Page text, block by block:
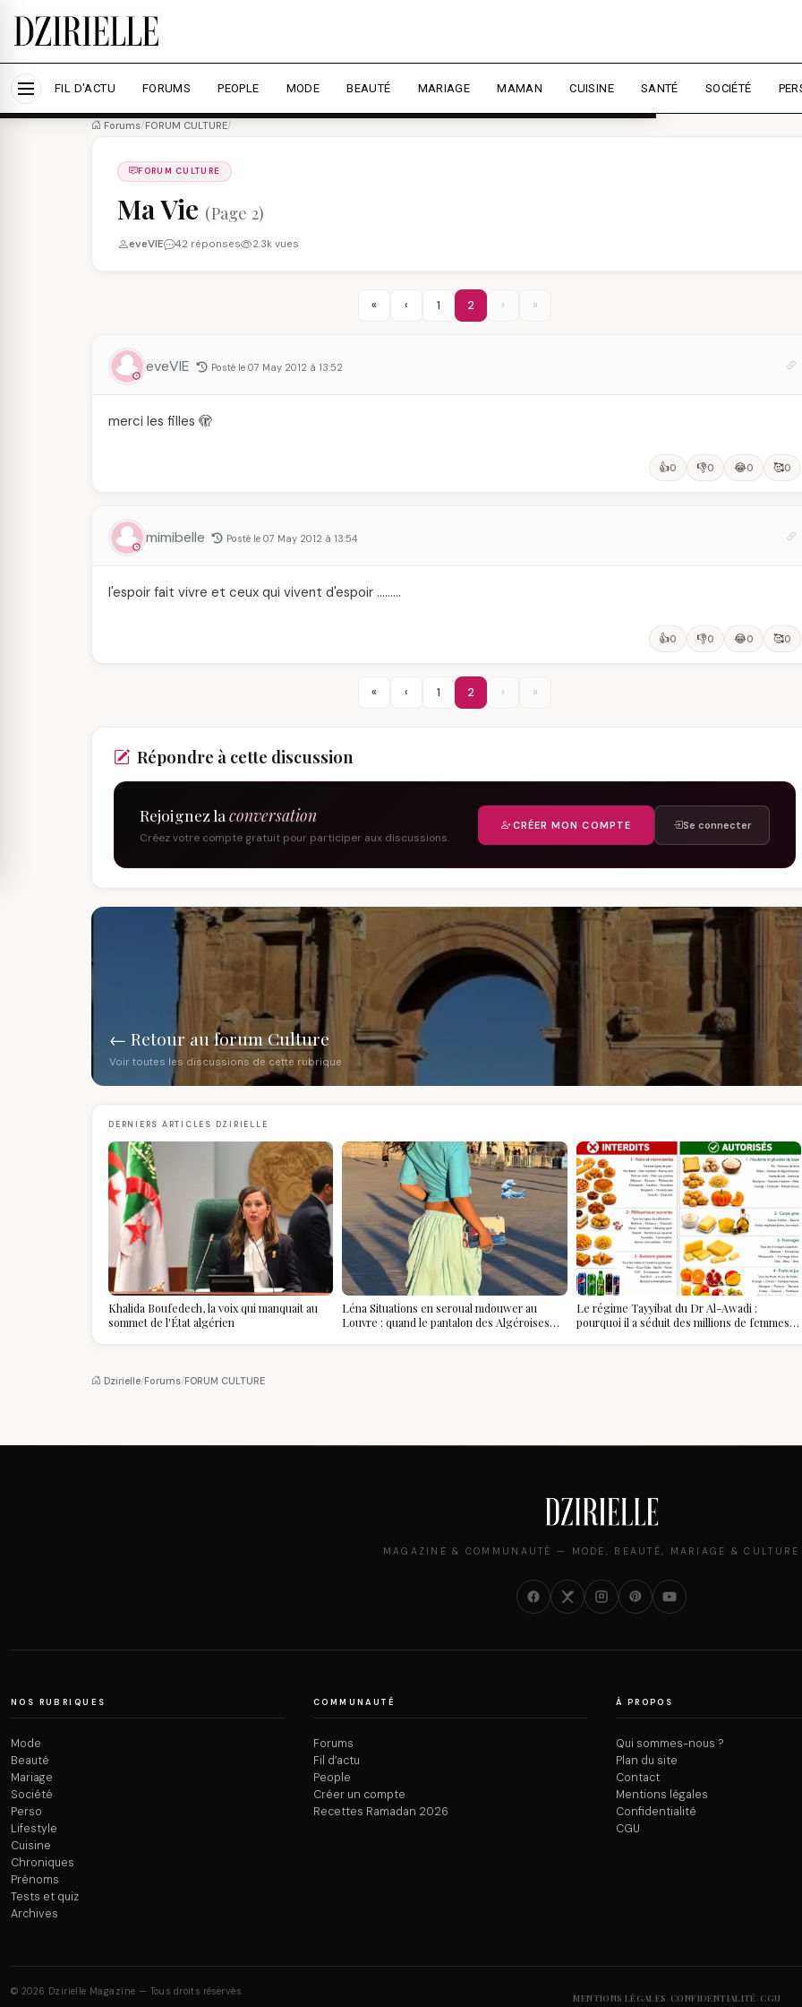
Nous utilisons des cookies pour améliorer votre expérience et mesurer l'audience.
Accepter tout Personnaliser
FIL D'ACTU FORUMS PEOPLE MODE BEAUTÉ MARIAGE MAMAN CUISINE SANTÉ SOCIÉTÉ
Forums/FORUM CULTURE/
FORUM CULTURE
Ma Vie (Page 2)
eveVIE 42 réponses 2.3k vues
« ‹ 1 2 › »
eveVIE Posté le 07 May 2012 à 13:52
merci les filles 🫣
👍0 👎0 😂0 🥰0
mimibelle Posté le 07 May 2012 à 13:54
l'espoir fait vivre et ceux qui vivent d'espoir ………
👍0 👎0 😂0 🥰0
« ‹ 1 2 › »
Répondre à cette discussion
Rejoignez la conversation
Créez votre compte gratuit pour participer aux discussions.
CRÉER MON COMPTE Se connecter
← Retour au forum Culture
Voir toutes les discussions de cette rubrique
DERNIERS ARTICLES DZIRIELLE
Khalida Boufedech, la voix qui manquait au
sommet de l'État algérien
Léna Situations en seroual mdouwer au
Louvre : quand le pantalon des Algéroises
Le régime Tayyibat du Dr Al-Awadi :
pourquoi il a séduit des millions de femmes
Dzirielle/Forums/FORUM CULTURE
MAGAZINE & COMMUNAUTÉ — MODE, BEAUTÉ, MARIAGE &
NOS RUBRIQUES
Mode
Beauté
Mariage
Société
Perso
Lifestyle
Cuisine
Chroniques
Prénoms
Tests et quiz
Archives
COMMUNAUTÉ
Forums
Fil d’actu
People
Créer un compte
Recettes Ramadan 2026
À PROPOS
Qui sommes-nous ?
Plan du site
Contact
Mentions légales
Confidentialité
CGU
© 2026 Dzirielle Magazine — Tous droits réservés.
MENTIONS LÉGALES CONFIDENTIALITÉ CGU